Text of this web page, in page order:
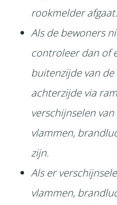
rookmelder afgaat.
Als de bewoners
controleer dan of
buitenzijde van
achterzijde via
verschijnselen
vlammen,
zijn.
Als er
vlammen,